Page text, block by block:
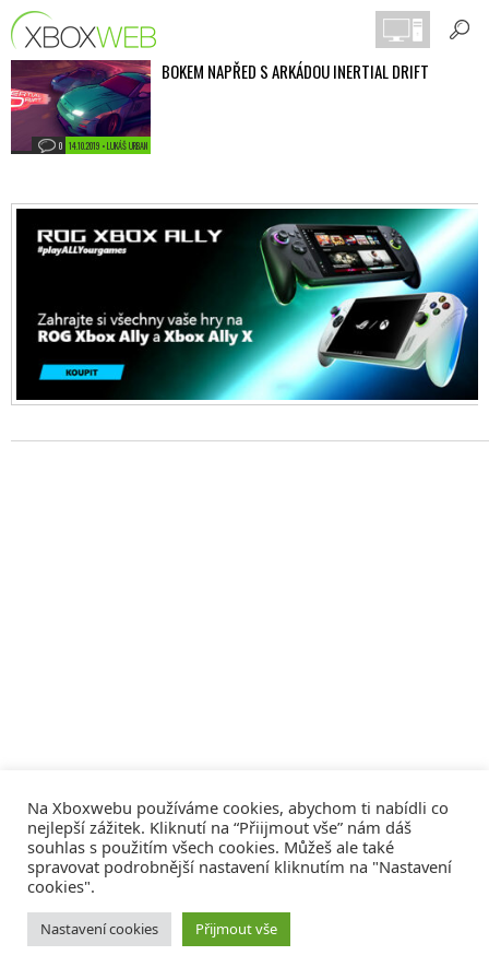
14.10.2019 • LUKÁŠ URBAN
0
BOKEM NAPŘED S ARKÁDOU INERTIAL DRIFT
Tvorba webů a sociální služby
Reklama – Inzerce –
Na Xboxwebu používáme cookies, abychom ti nabídli co
nejlepší zážitek. Kliknutí na “Přiijmout vše” nám dáš
souhlas s použitím všech cookies. Můžeš ale také
spravovat podrobnější nastavení kliknutím na "Nastavení
cookies".
Nastavení cookies Přijmout vše